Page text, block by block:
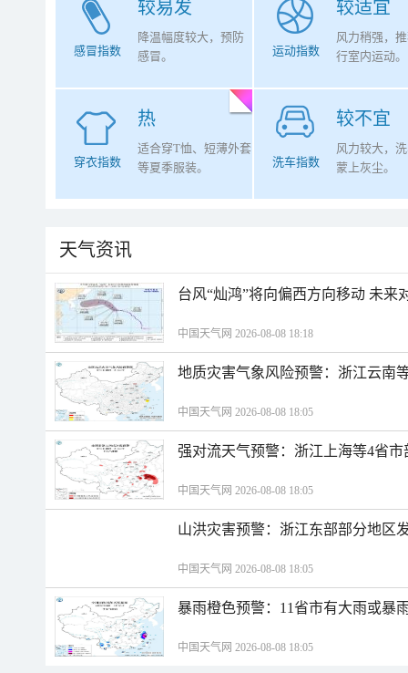
较易发
感冒指数
降温幅度较大，预防
感冒。
较适宜
运动指数
风力稍强，
行室内运动。
热
穿衣指数
适合穿T恤、短薄外套
等夏季服装。
较不宜
洗车指数
风力较大，
蒙上灰尘。
天气资讯
台风“灿鸿”将向偏西方向移动 未来
中国天气网 2026-08-08 18:18
地质灾害气象风险预警：浙江云南
中国天气网 2026-08-08 18:05
强对流天气预警：浙江上海等4省
中国天气网 2026-08-08 18:05
山洪灾害预警：浙江东部部分地区
中国天气网 2026-08-08 18:05
暴雨橙色预警：11省市有大雨或暴
中国天气网 2026-08-08 18:05